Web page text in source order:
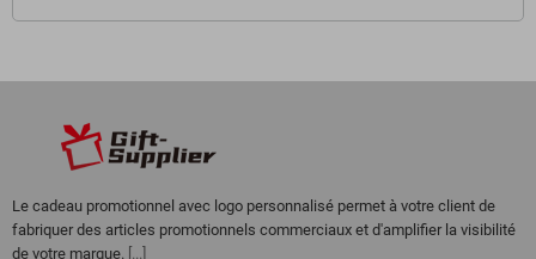
Le cadeau promotionnel avec logo personnalisé permet à votre client de
fabriquer des articles promotionnels commerciaux et d'amplifier la visibilité
de votre marque. [...]